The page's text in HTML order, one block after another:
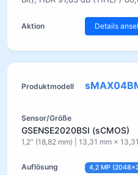
Details
GSENSE2020BSI (sCMOS)
1,2″ (18,82 mm) | 13,31 mm ×
4,2 MP